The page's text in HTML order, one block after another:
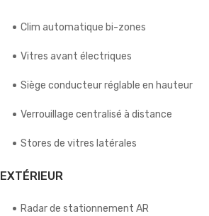
Clim automatique bi-zones
Vitres avant électriques
Siège conducteur réglable en hauteur
Verrouillage centralisé à distance
Stores de vitres latérales
EXTÉRIEUR
Radar de stationnement AR